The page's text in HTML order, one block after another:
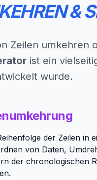
&
Zeilen umkehren
ist ein
wurde.
der Zeilen in
von Daten,
der chronologischen